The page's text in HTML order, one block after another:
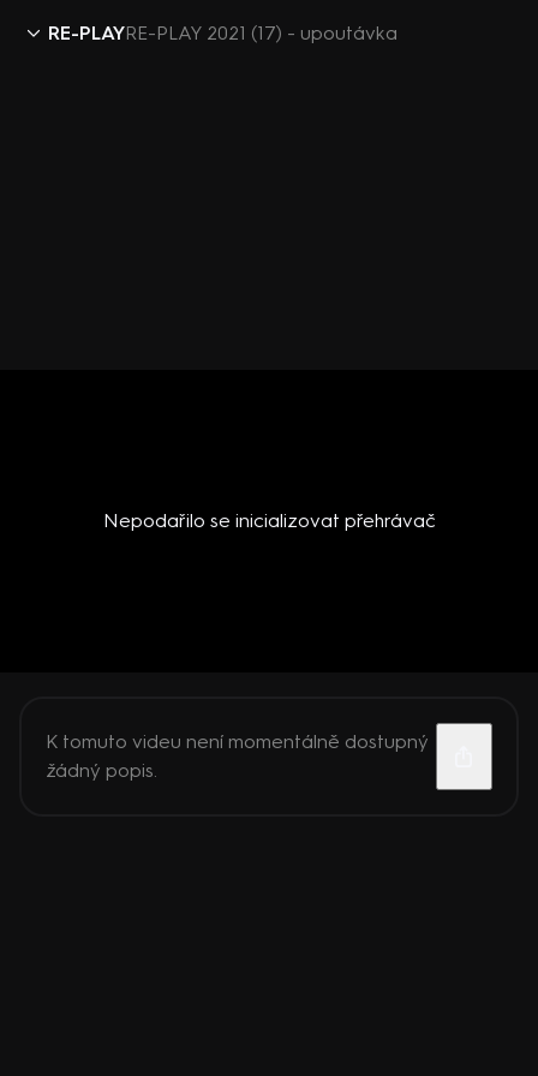
RE-PLAYRE-PLAY 2021 (17) - upoutávka
Nepodařilo se inicializovat přehrávač
K tomuto videu není momentálně dostupný
žádný popis.